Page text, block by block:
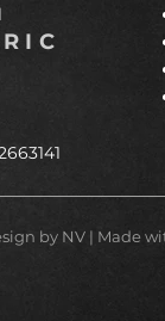
by NV | Made